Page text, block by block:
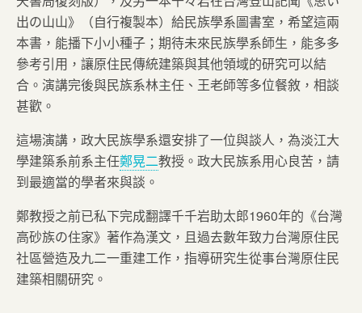
出の山山》（自行複製本）給民族學系圖書室，希望這兩
本書，能播下小小種子；期待未來民族學系師生，能多多
參考引用，讓原住民傳統建築與其他領域的研究可以結
合。演講完後與民族系林主任、王老師等多位餐敘，相談
甚歡。
這場演講，政大民族學系還安排了一位與談人，為淡江大
學建築系前系主任鄭晃二教授。政大民族系用心良苦，請
到最適當的學者來與談。
鄭教授之前已私下完成翻譯千千岩助太郎1960年的《台灣
高砂族の住家》著作為漢文，且過去數年致力台灣原住民
社區營造及九二一重建工作，指導研究生從事台灣原住民
建築相關研究。